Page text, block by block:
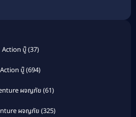
Action บู๊(37)
Action บู๊(694)
ผจญภัย (61)
ผจญภัย (325)